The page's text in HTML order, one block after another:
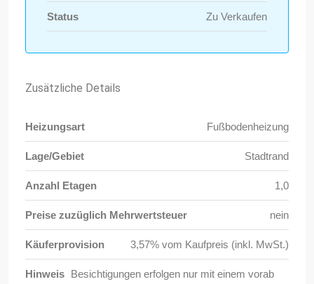
Status Zu Verkaufen
Zusätzliche Details
Heizungsart Fußbodenheizung
Lage/Gebiet Stadtrand
Anzahl Etagen 1,0
Preise zuzüglich Mehrwertsteuer nein
Käuferprovision 3,57% vom Kaufpreis (inkl. MwSt.)
Hinweis Besichtigungen erfolgen nur mit einem vorab